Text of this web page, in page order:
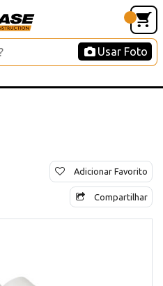
Usar Foto
Adicionar Favorito
Compartilhar